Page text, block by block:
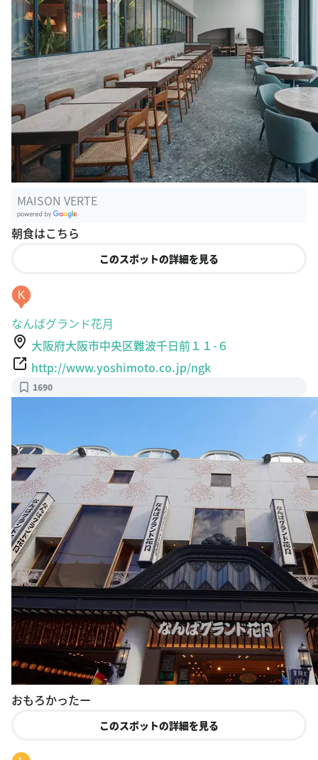
MAISON VERTE
oogle Plac
朝食はこちら
このスポットの詳細を見る
K
なんばグランド花月
大阪府大阪市中央区難波千日前１１-６
http://www.yoshimoto.co.jp/ngk
1690
おもろかったー
このスポットの詳細を見る